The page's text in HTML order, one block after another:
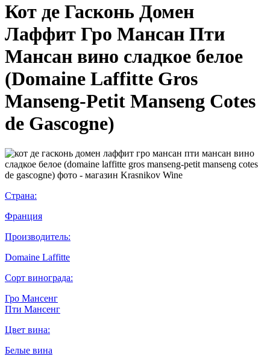
Кот де Гасконь Домен
Лаффит Гро Мансан Пти
Мансан вино сладкое белое
(Domaine Laffitte Gros
Manseng-Petit Manseng Cotes
de Gascogne)
Страна:
Франция
Производитель:
Domaine Laffitte
Сорт винограда:
Гро Мансенг
Пти Мансенг
Цвет вина:
Белые вина